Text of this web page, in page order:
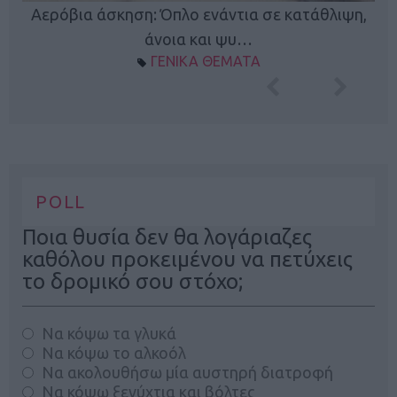
Αερόβια άσκηση: Όπλο ενάντια σε κατάθλιψη,
άνοια και ψυ…
ΓΕΝΙΚΑ ΘΕΜΑΤΑ
POLL
Ποια θυσία δεν θα λογάριαζες
καθόλου προκειμένου να πετύχεις
το δρομικό σου στόχο;
Να κόψω τα γλυκά
Να κόψω το αλκοόλ
Να ακολουθήσω μία αυστηρή διατροφή
Να κόψω ξενύχτια και βόλτες